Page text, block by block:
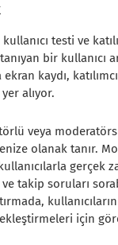
testi ve
bir kullanıcı
kaydı,
alıyor.
veya
olanak tanır.
gerçek
takip soruları
için